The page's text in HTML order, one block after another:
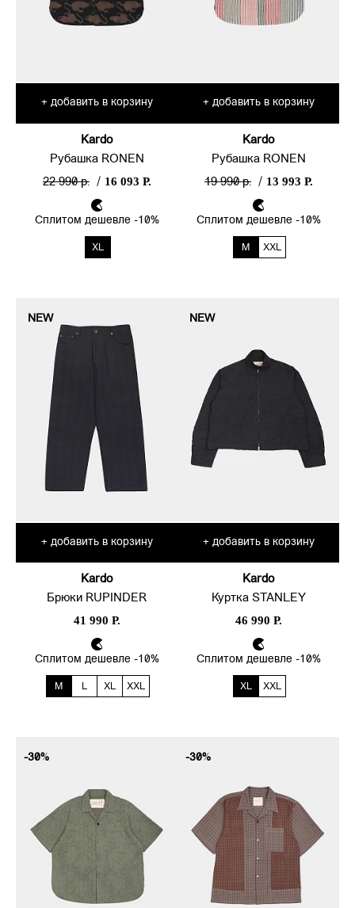
+ добавить в корзину
Kardo
Рубашка RONEN
22 990 р.
/ 16 093 Р.
Сплитом дешевле -10%
XL
+ добавить в корзину
Kardo
Рубашка RONEN
19 990 р.
/ 13 993 Р.
Сплитом дешевле -10%
M XXL
NEW
+ добавить в корзину
Kardo
Брюки RUPINDER
41 990 Р.
Сплитом дешевле -10%
M L XL XXL
NEW
+ добавить в корзину
Kardo
Куртка STANLEY
46 990 Р.
Сплитом дешевле -10%
XL XXL
-30% -30%